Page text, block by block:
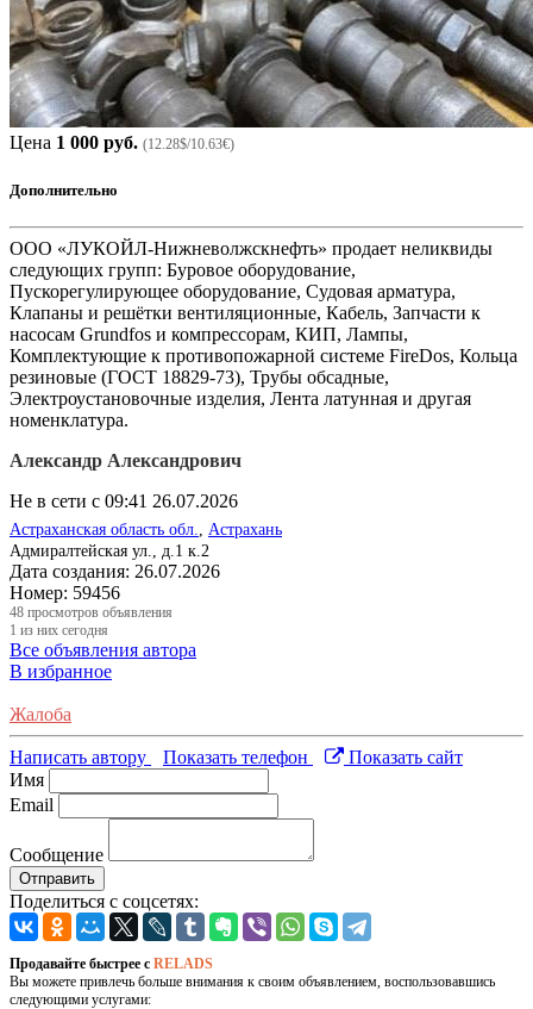
Цена 1 000 руб. (12.28$/10.63€)
Дополнительно
ООО «ЛУКОЙЛ-Нижневолжскнефть» продает неликвиды
следующих групп: Буровое оборудование,
Пускорегулирующее оборудование, Судовая арматура,
Клапаны и решётки вентиляционные, Кабель, Запчасти к
насосам Grundfos и компрессорам, КИП, Лампы,
Комплектующие к противопожарной системе FireDos, Кольца
резиновые (ГОСТ 18829-73), Трубы обсадные,
Электроустановочные изделия, Лента латунная и другая
номенклатура.
Александр Александрович
Не в сети с 09:41 26.07.2026
Астраханская область обл.
Астрахань
Адмиралтейская ул., д.1 к.2
Дата создания: 26.07.2026
Номер: 59456
48 просмотров объявления
1 из них сегодня
Все объявления автора
В избранное
Жалоба
Написать автору Показать телефон
Показать сайт
Имя
Email
Сообщение
Отправить
Поделиться с соцсетях:
Продавайте быстрее с RELADS
Вы можете привлечь больше внимания к своим объявлением, воспользовавшись
следующими услугами: